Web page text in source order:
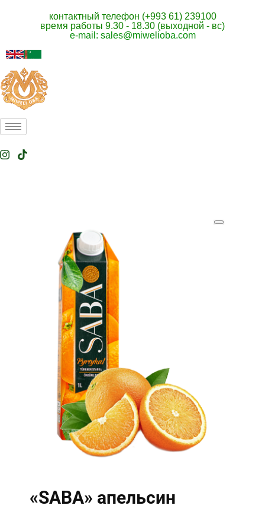
контактный телефон (+993 61) 239100
время работы 9.30 - 18.30 (выходной - вс)
e-mail: sales@miwelioba.com
«SABA» апельсин